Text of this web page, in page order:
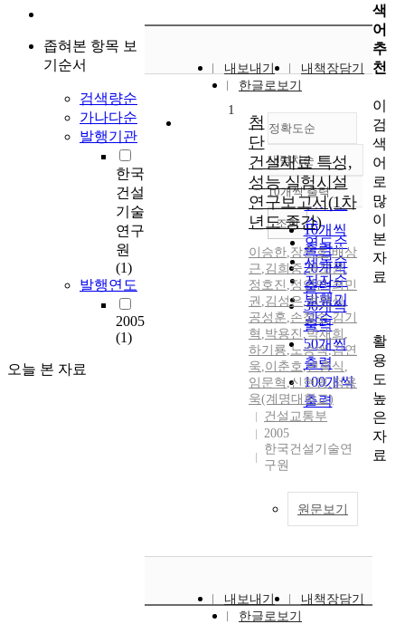
좁혀본 항목 보
기순서
검색량순
가나다순
발행기관
한국
건설
기술
연구
원
(1)
발행연도
2005
(1)
오늘 본 자료
내보내기
내책장담기
한글로보기
정확도순
정확도
순
인기도
순
연도순
제목순
저자순
발행기
관순
내림차순
내림차순
10개씩 출력
10개씩
출력
20개씩
출력
30개씩
출력
50개씩
출력
100개씩
출력
조회
1
첨
단
건설재료 특성,
성능 실험시설
연구보고서(1차
년도 중간)
이승한,장준호,배상
근,김희중,권오균,
정호진 ,정연인,최민
권 ,김성은,최현식,
공성훈,손철수,김기
혁 ,박용진,박재희 ,
하기룡,노승백,김연
욱,이춘호,변홍식 ,
임문혁 ,신현명,정용
욱(계명대학교)
건설교통부
2005
한국건설기술연
구원
원문보기
내보내기
내책장담기
한글로보기
색
어
추
천
이
검
색
어
로
많
이
본
자
료
활
용
도
높
은
자
료